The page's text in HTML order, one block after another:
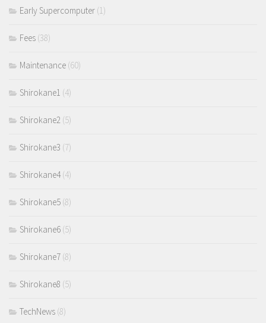
Early Supercomputer (1)
Fees (38)
Maintenance (60)
Shirokane1 (4)
Shirokane2 (5)
Shirokane3 (7)
Shirokane4(4)
Shirokane5 (8)
Shirokane6 (5)
Shirokane7 (8)
Shirokane8 (5)
TechNews (8)